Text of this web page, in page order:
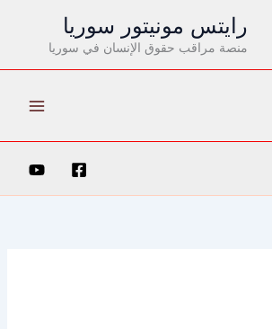
رايتس مونيتور سوريا
منصة مراقب حقوق الإنسان في سوريا